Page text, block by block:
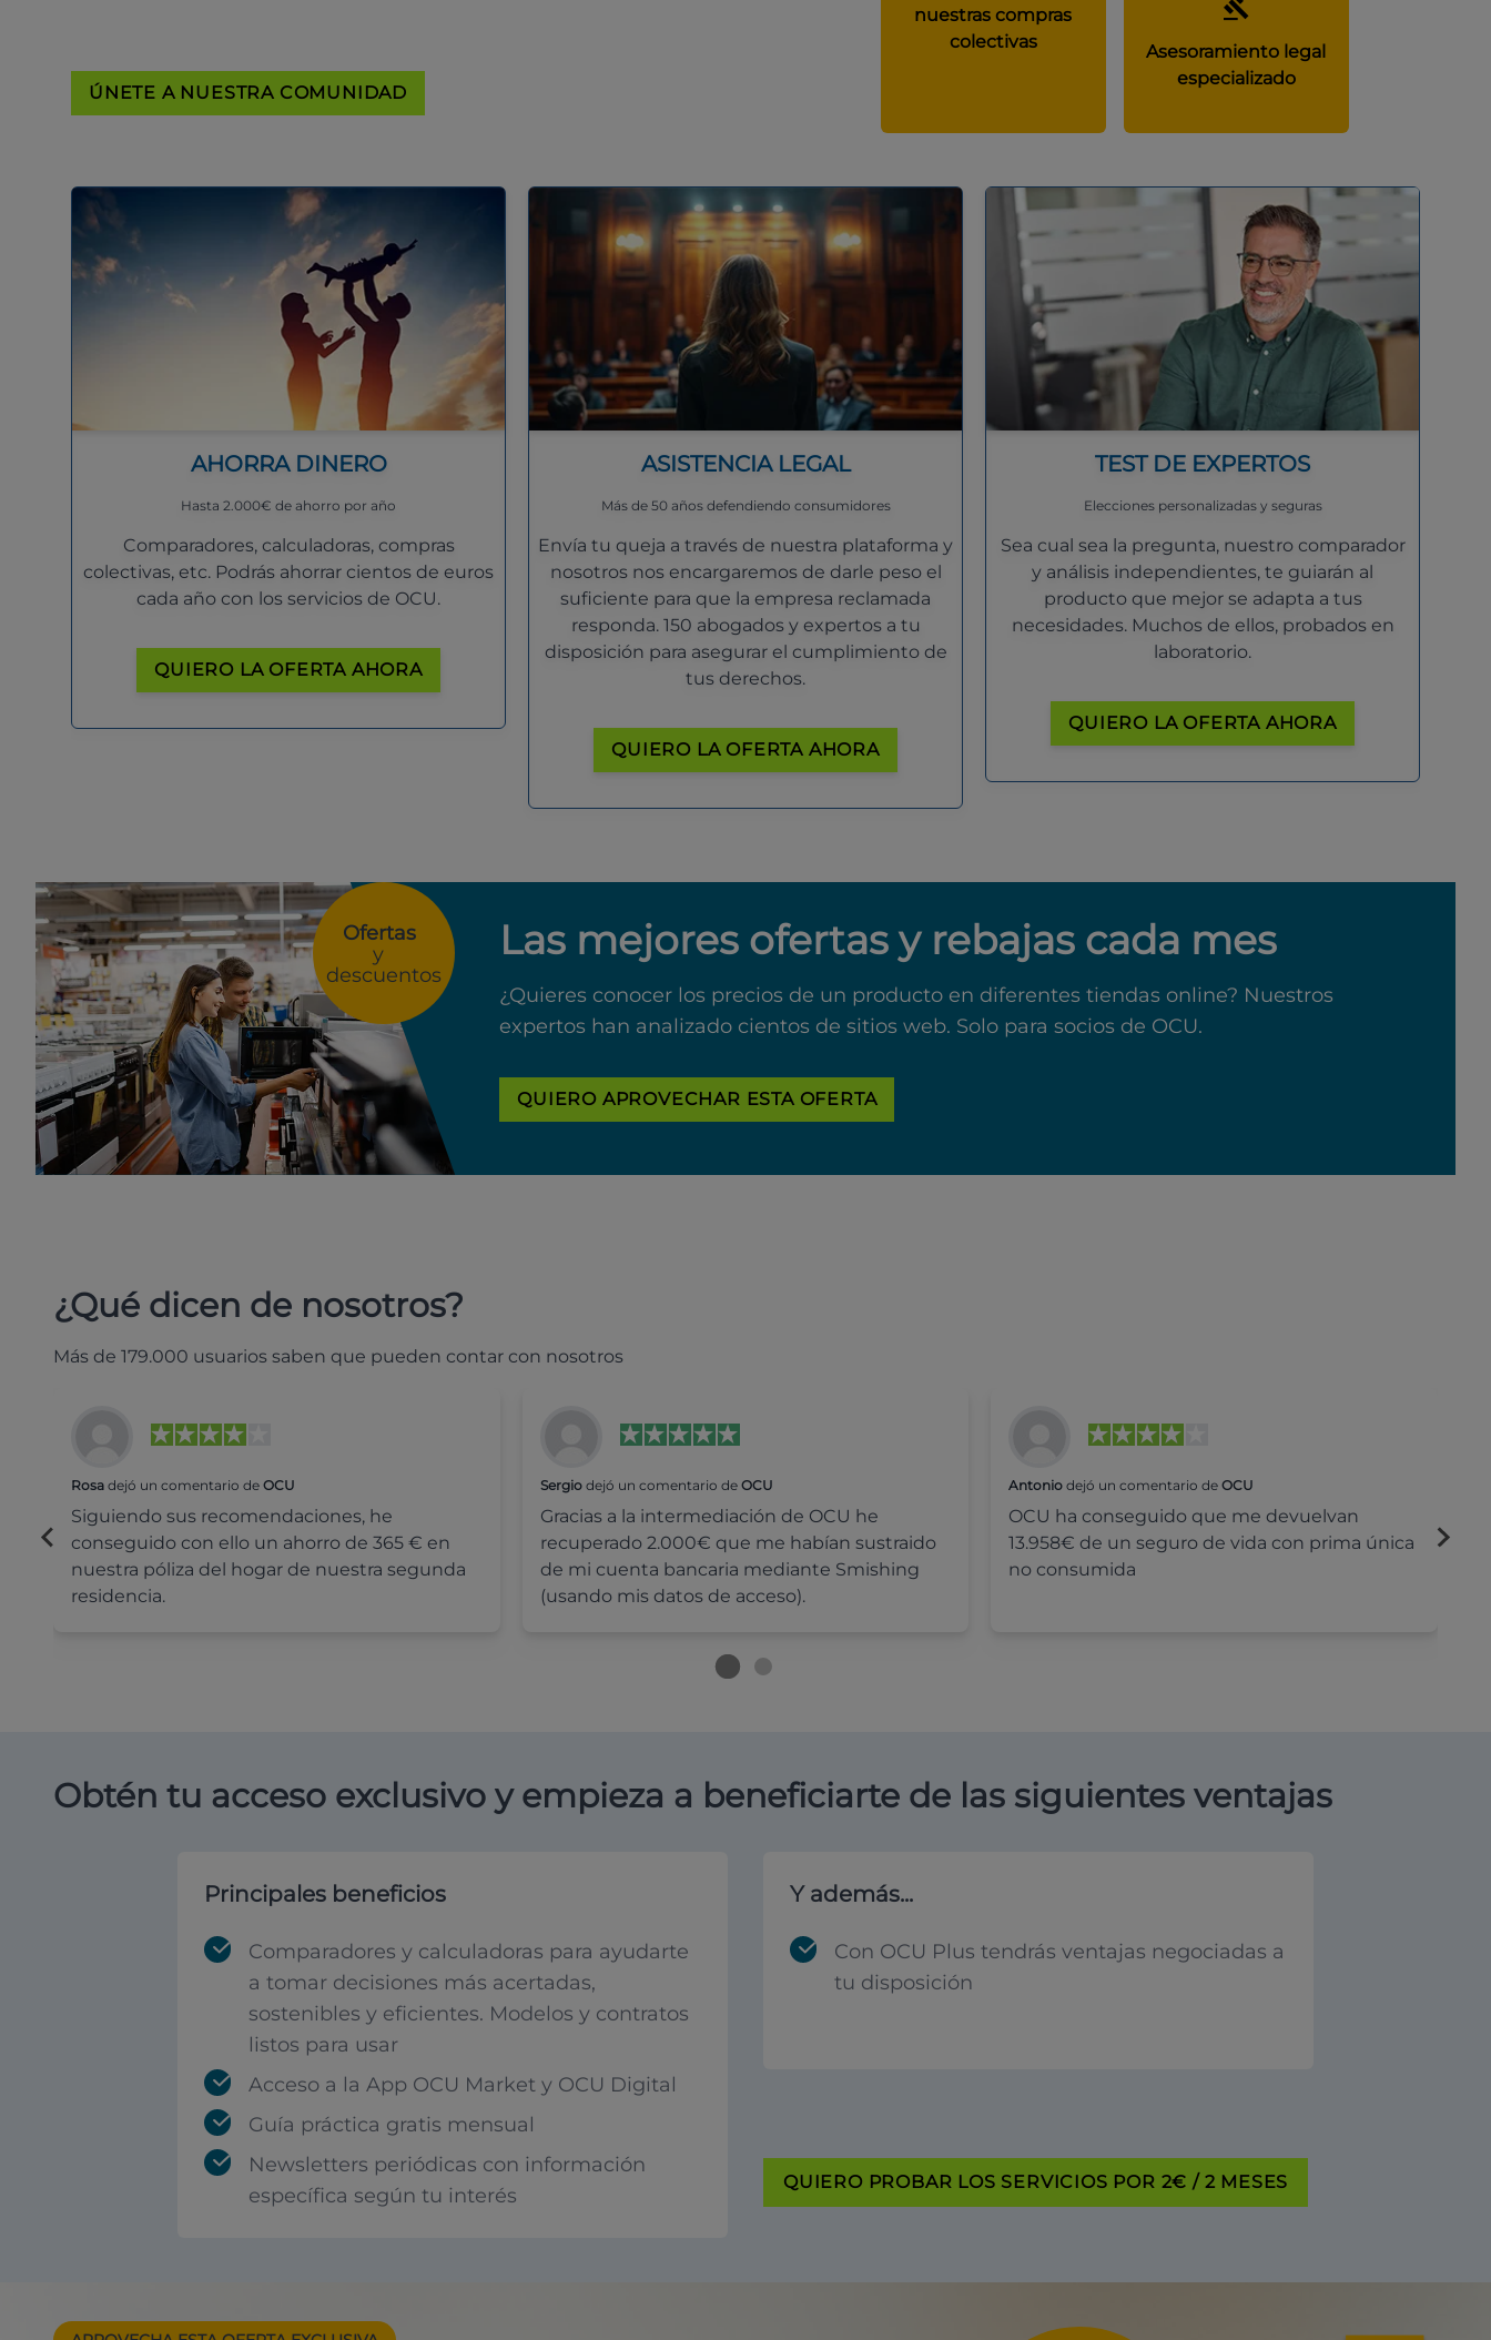
ÚNETE A NUESTRA COMUNIDAD
nuestras compras
colectivas
Asesoramiento legal
especializado
AHORRA DINERO
Hasta 2.000€ de ahorro por año
Comparadores, calculadoras, compras
colectivas, etc. Podrás ahorrar cientos de euros
cada año con los servicios de OCU.
QUIERO LA OFERTA AHORA
ASISTENCIA LEGAL
Más de 50 años defendiendo consumidores
Envía tu queja a través de nuestra plataforma y
nosotros nos encargaremos de darle peso el
suficiente para que la empresa reclamada
responda. 150 abogados y expertos a tu
disposición para asegurar el cumplimiento de
tus derechos.
QUIERO LA OFERTA AHORA
TEST DE EXPERTOS
Elecciones personalizadas y seguras
Sea cual sea la pregunta, nuestro comparador
y análisis independientes, te guiarán al
producto que mejor se adapta a tus
necesidades. Muchos de ellos, probados en
laboratorio.
QUIERO LA OFERTA AHORA
Ofertas
y
descuentos
Las mejores ofertas y rebajas cada mes
¿Quieres conocer los precios de un producto en diferentes tiendas online? Nuestros
expertos han analizado cientos de sitios web. Solo para socios de OCU.
QUIERO APROVECHAR ESTA OFERTA
¿Qué dicen de nosotros?
Más de 179.000 usuarios saben que pueden contar con nosotros
Rosa dejó un comentario de OCU
Siguiendo sus recomendaciones, he
conseguido con ello un ahorro de 365 € en
nuestra póliza del hogar de nuestra segunda
residencia.
Sergiodejó un comentario de OCU
Gracias a la intermediación de OCU he
recuperado 2.000€ que me habían sustraido
de mi cuenta bancaria mediante Smishing
(usando mis datos de acceso).
Antonio dejó un comentario deOCU
OCU ha conseguido que me devuelvan
13.958€ de un seguro de vida con prima única
no consumida
Obtén tu acceso exclusivo y empieza a beneficiarte de las siguientes ventajas
Principales beneficios
Comparadores y calculadoras para ayudarte
a tomar decisiones más acertadas,
sostenibles y eficientes. Modelos y contratos
listos para usar
Acceso a la App OCU Market y OCU Digital
Guía práctica gratis mensual
Newsletters periódicas con información
específica según tu interés
Y además...
Con OCU Plus tendrás ventajas negociadas a
tu disposición
QUIERO PROBAR LOS SERVICIOS POR 2€ / 2 MESES